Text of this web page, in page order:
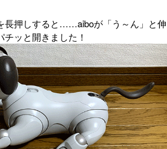
長押しすると……aiboが「う～ん」と伸
ッと開きました！